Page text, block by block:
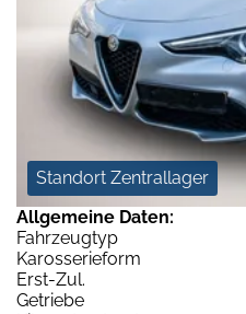
Standort Zentrallager
Allgemeine Daten:
Fahrzeugtyp
Karosserieform
Erst-Zul.
Getriebe